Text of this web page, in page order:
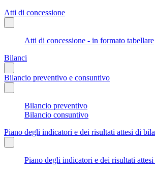
Atti di concessione
Atti di concessione - in formato tabellare
Bilanci
Bilancio preventivo e consuntivo
Bilancio preventivo
Bilancio consuntivo
Piano degli indicatori e dei risultati attesi di
Piano degli indicatori e dei risultati